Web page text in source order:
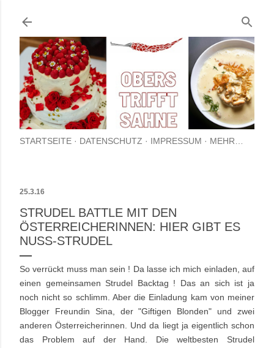
STARTSEITE DATENSCHUTZ IMPRESSUM MEHR…
25.3.16
STRUDEL BATTLE MIT DEN
ÖSTERREICHERINNEN: HIER GIBT ES
NUSS-STRUDEL
So verrückt muss man sein ! Da lasse ich mich einladen, auf
einen gemeinsamen Strudel Backtag ! Das an sich ist ja
noch nicht so schlimm. Aber die Einladung kam von meiner
Blogger Freundin Sina, der "Giftigen Blonden" und zwei
anderen Österreicherinnen. Und da liegt ja eigentlich schon
das Problem auf der Hand. Die weltbesten Strudel